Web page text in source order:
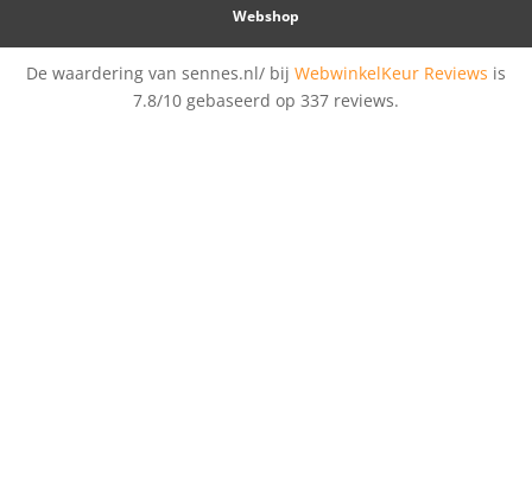
Webshop
De waardering van sennes.nl/ bij WebwinkelKeur Reviews is
7.8/10 gebaseerd op 337 reviews.